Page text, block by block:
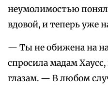
неумолимостью
вдовой, и теперь уже
— Ты не обижена на
спросила мадам
глазам. — В любом